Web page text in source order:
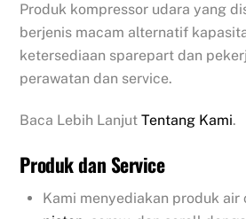
Produk kompressor udara yang
berjenis macam alternatif
ketersediaan sparepart dan
perawatan dan service.
Baca Lebih LanjutTentang Kami.
Produk dan Service
Kami menyediakan produk air